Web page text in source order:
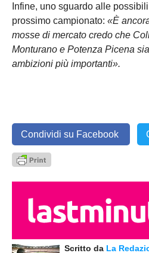
Infine, uno sguardo alle
prossimo campionato: «È
mosse di mercato credo che
Monturano e Potenza Picena
ambizioni più importanti».
Condividi su Facebook
Scritto da La